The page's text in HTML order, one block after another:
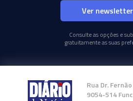
Ver
Consulte as opções e
gratuitamente as suas
Rua Dr.
9054-514